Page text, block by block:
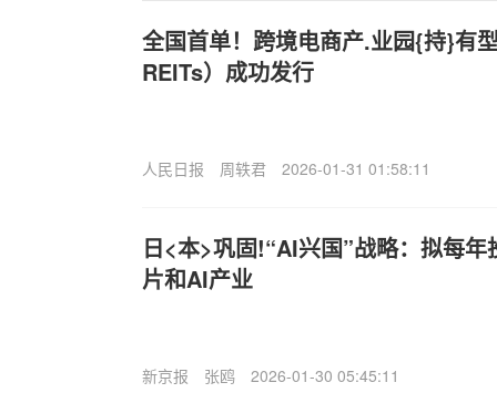
全国首单！跨境电商产.业园{持}有
REITs）成功发行
人民日报 周轶君 2026-01-31 01:58:11
日<本>巩固!“AI兴国”战略：拟每
片和AI产业
新京报 张鸥 2026-01-30 05:45:11